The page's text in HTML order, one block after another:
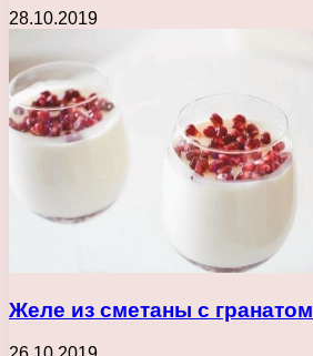
28.10.2019
Желе из сметаны с гранатом